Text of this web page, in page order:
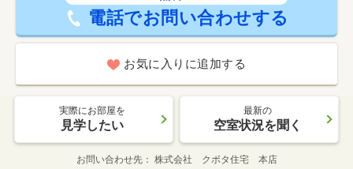
電話でお問い合わせする
お気に入りに追加する
実際にお部屋を
見学したい
最新の
空室状況を聞く
お問い合わせ先 株式会社 クボタ住宅 本店